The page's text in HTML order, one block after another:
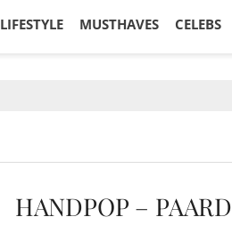
LIFESTYLE MUSTHAVES CELEBS
HANDPOP – PAARD